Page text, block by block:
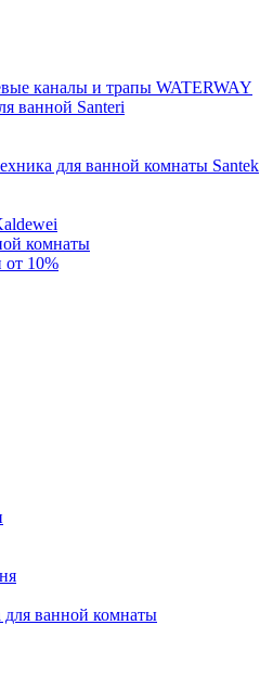
каналы и трапы WATERWAY
ванной Santeri
для ванной комнаты Santek
комнаты
10%
для ванной комнаты